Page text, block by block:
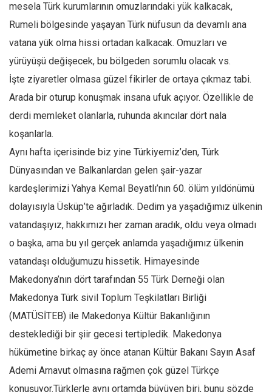
mesela Türk kurumlarının omuzlarındaki yük kalkacak,
Rumeli bölgesinde yaşayan Türk nüfusun da devamlı ana
vatana yük olma hissi ortadan kalkacak. Omuzları ve
yürüyüşü değişecek, bu bölgeden sorumlu olacak vs.
İşte ziyaretler olmasa güzel fikirler de ortaya çıkmaz tabi.
Arada bir oturup konuşmak insana ufuk açıyor. Özellikle de
derdi memleket olanlarla, ruhunda akıncılar dört nala
koşanlarla.
Aynı hafta içerisinde biz yine Türkiyemiz’den, Türk
Dünyasından ve Balkanlardan gelen şair-yazar
kardeşlerimizi Yahya Kemal Beyatlı’nın 60. ölüm yıldönümü
dolayısıyla Üsküp’te ağırladık. Dedim ya yaşadığımız ülkenin
vatandaşıyız, hakkımızı her zaman aradık, oldu veya olmadı
o başka, ama bu yıl gerçek anlamda yaşadığımız ülkenin
vatandaşı olduğumuzu hissetik. Himayesinde
Makedonya’nın dört tarafından 55 Türk Derneği olan
Makedonya Türk sivil Toplum Teşkilatları Birliği
(MATÜSİTEB) ile Makedonya Kültür Bakanlığının
desteklediği bir şiir gecesi tertipledik. Makedonya
hükümetine birkaç ay önce atanan Kültür Bakanı Sayın Asaf
Ademi Arnavut olmasına rağmen çok güzel Türkçe
konuşuyor.Türklerle aynı ortamda büyüyen biri, bunu sözde